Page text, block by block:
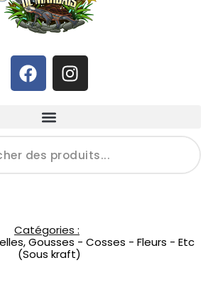
Catégories :
,Gousses - Cosses - Fleurs - Etc
(Sous kraft)